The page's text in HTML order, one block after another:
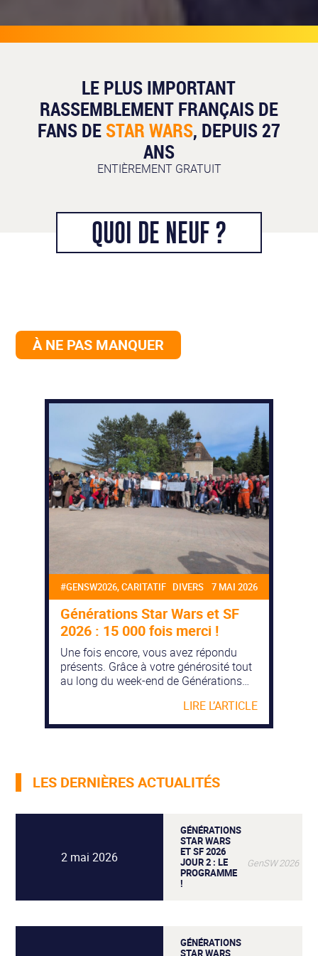
LE PLUS IMPORTANT
RASSEMBLEMENT FRANÇAIS DE
FANS DE STAR WARS, DEPUIS27
ANS
ENTIÈREMENT GRATUIT
QUOI DE NEUF ?
À NE PAS MANQUER
#GENSW2026, CARITATIF DIVERS 7 MAI 2026
Générations Star Wars et SF
2026 : 15 000 fois merci !
Une fois encore, vous avez répondu
présents. Grâce à votre générosité tout
au long du week-end de Générations
000 € ont été récoltés au profit de nos
actions caritatives. Cette somme est
LIRE L’ARTICLE
LES DERNIÈRES ACTUALITÉS
2 mai 2026
GÉNÉRATIONS
STAR WARS
ET SF 2026
JOUR 2 : LE
PROGRAMME
!
GenSW 2026
Star Wars et Science-
Fiction 2026, voici le
GÉNÉRATIONS
STAR WARS